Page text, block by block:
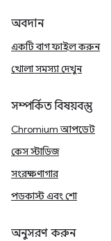
অবদান
একটি বাগ ফাইল করুন
খোলা সমস্যা দেখুন
সম্পর্কিত বিষয়বস্তু
Chromium আপডেট
কেস স্টাডিজ
সংরক্ষণাগার
পডকাস্ট এবং শো
অনুসরণ করুন